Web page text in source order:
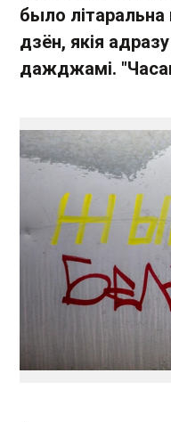
было
дзён, якія
дажджамі.